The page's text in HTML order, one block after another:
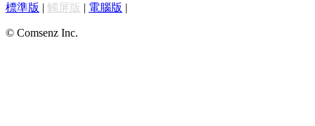
標準版 | 觸屏版 | 電腦版 |
© Comsenz Inc.